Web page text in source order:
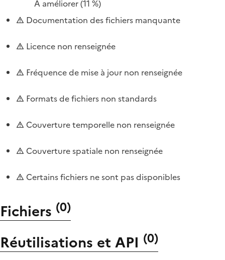
À améliorer(11 %)
Documentation des fichiers manquante
Licence non renseignée
Fréquence de mise à jour non renseignée
Formats de fichiers non standards
Couverture temporelle non renseignée
Couverture spatiale non renseignée
Certains fichiers ne sont pas disponibles
Fichiers (0)
Réutilisations et API (0)